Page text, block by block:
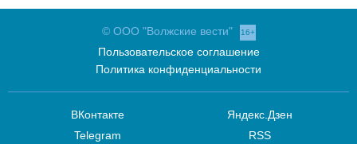
© ООО "Волжские вести" 16+
Пользовательское соглашение
Политика конфиденциальности
ВКонтакте
Telegram
Яндекс.Дзен
RSS